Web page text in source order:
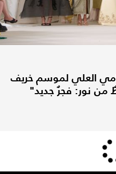
رامي العلي لموسم خريف